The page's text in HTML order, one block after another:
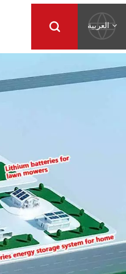
العربية